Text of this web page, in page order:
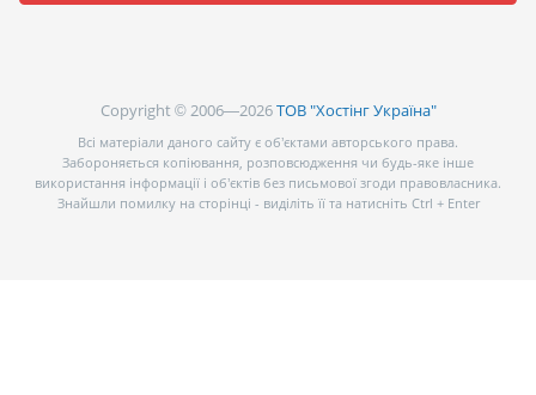
Copyright © 2006—2026ТОВ "Хостінг Україна"
Всі матеріали даного сайту є об’єктами авторського права.
Забороняється копіювання, розповсюдження чи будь-яке інше
використання інформації і об’єктів без письмової згоди правовласника.
Знайшли помилку на сторінці - виділіть її та натисніть Ctrl + Enter